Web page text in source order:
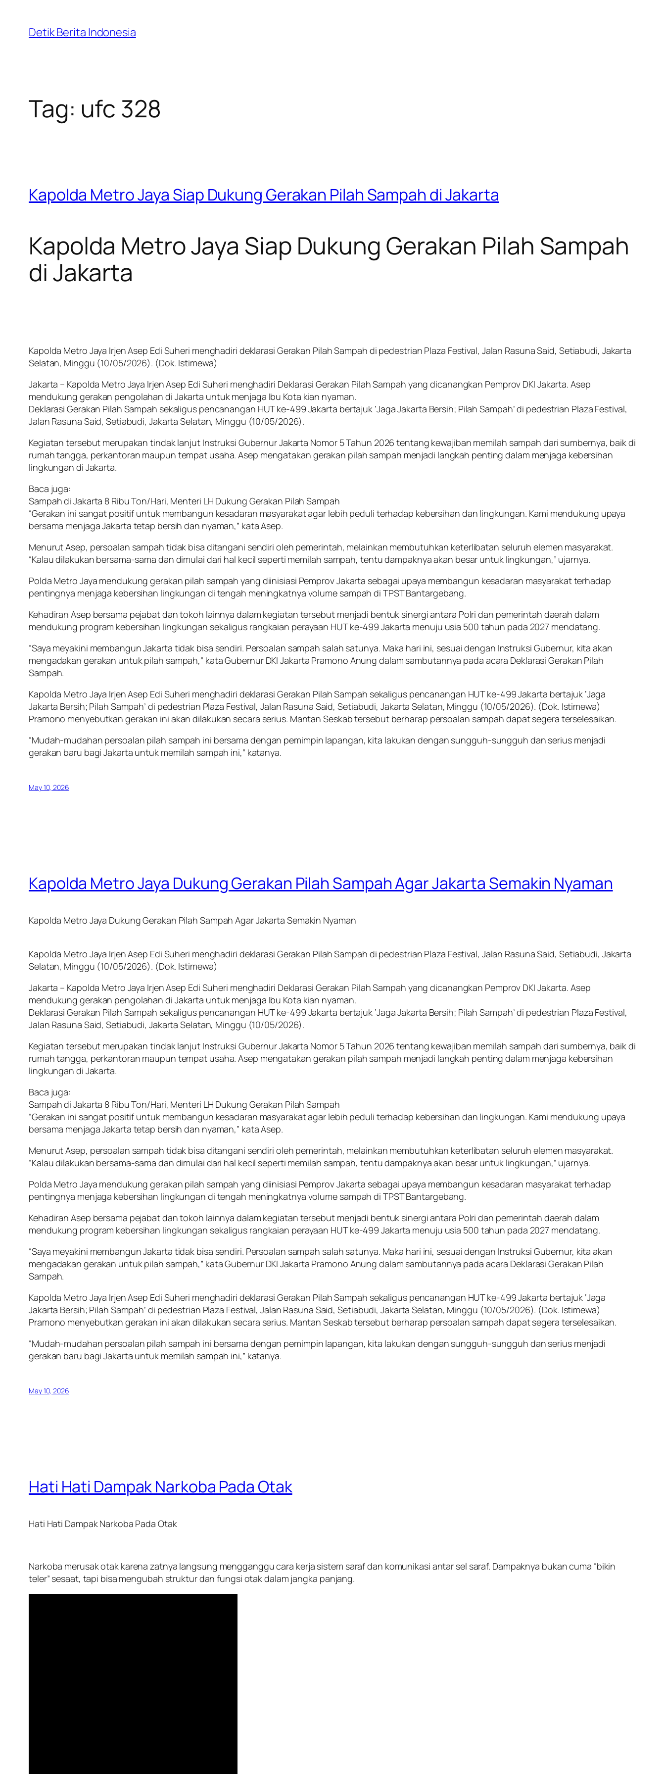
content
Detik Berita Indonesia
Tag: ufc 328
Kapolda Metro Jaya Siap Dukung Gerakan Pilah Sampah di Jakarta
Kapolda Metro Jaya Siap Dukung Gerakan Pilah Sampah
di Jakarta
Kapolda Metro Jaya Irjen Asep Edi Suheri menghadiri deklarasi Gerakan Pilah Sampah di pedestrian Plaza Festival, Jalan Rasuna Said, Setiabudi, Jakarta
Selatan, Minggu (10/05/2026). (Dok. Istimewa)
Jakarta – Kapolda Metro Jaya Irjen Asep Edi Suheri menghadiri Deklarasi Gerakan Pilah Sampah yang dicanangkan Pemprov DKI Jakarta. Asep
mendukung gerakan pengolahan di Jakarta untuk menjaga Ibu Kota kian nyaman.
Deklarasi Gerakan Pilah Sampah sekaligus pencanangan HUT ke-499 Jakarta bertajuk ‘Jaga Jakarta Bersih; Pilah Sampah’ di pedestrian Plaza Festival,
Jalan Rasuna Said, Setiabudi, Jakarta Selatan, Minggu (10/05/2026).
Kegiatan tersebut merupakan tindak lanjut Instruksi Gubernur Jakarta Nomor 5 Tahun 2026 tentang kewajiban memilah sampah dari sumbernya, baik di
rumah tangga, perkantoran maupun tempat usaha. Asep mengatakan gerakan pilah sampah menjadi langkah penting dalam menjaga kebersihan
lingkungan di Jakarta.
Baca juga:
Sampah di Jakarta 8 Ribu Ton/Hari, Menteri LH Dukung Gerakan Pilah Sampah
“Gerakan ini sangat positif untuk membangun kesadaran masyarakat agar lebih peduli terhadap kebersihan dan lingkungan. Kami mendukung upaya
bersama menjaga Jakarta tetap bersih dan nyaman,” kata Asep.
Menurut Asep, persoalan sampah tidak bisa ditangani sendiri oleh pemerintah, melainkan membutuhkan keterlibatan seluruh elemen masyarakat.
“Kalau dilakukan bersama-sama dan dimulai dari hal kecil seperti memilah sampah, tentu dampaknya akan besar untuk lingkungan,” ujarnya.
Polda Metro Jaya mendukung gerakan pilah sampah yang diinisiasi Pemprov Jakarta sebagai upaya membangun kesadaran masyarakat terhadap
pentingnya menjaga kebersihan lingkungan di tengah meningkatnya volume sampah di TPST Bantargebang.
Kehadiran Asep bersama pejabat dan tokoh lainnya dalam kegiatan tersebut menjadi bentuk sinergi antara Polri dan pemerintah daerah dalam
mendukung program kebersihan lingkungan sekaligus rangkaian perayaan HUT ke-499 Jakarta menuju usia 500 tahun pada 2027 mendatang.
“Saya meyakini membangun Jakarta tidak bisa sendiri. Persoalan sampah salah satunya. Maka hari ini, sesuai dengan Instruksi Gubernur, kita akan
mengadakan gerakan untuk pilah sampah,” kata Gubernur DKI Jakarta Pramono Anung dalam sambutannya pada acara Deklarasi Gerakan Pilah
Sampah.
Kapolda Metro Jaya Irjen Asep Edi Suheri menghadiri deklarasi Gerakan Pilah Sampah sekaligus pencanangan HUT ke-499 Jakarta bertajuk ‘Jaga
Jakarta Bersih; Pilah Sampah’ di pedestrian Plaza Festival, Jalan Rasuna Said, Setiabudi, Jakarta Selatan, Minggu (10/05/2026). (Dok. Istimewa)
Pramono menyebutkan gerakan ini akan dilakukan secara serius. Mantan Seskab tersebut berharap persoalan sampah dapat segera terselesaikan.
“Mudah-mudahan persoalan pilah sampah ini bersama dengan pemimpin lapangan, kita lakukan dengan sungguh-sungguh dan serius menjadi
gerakan baru bagi Jakarta untuk memilah sampah ini,” katanya.
May 10, 2026
Kapolda Metro Jaya Dukung Gerakan Pilah Sampah Agar Jakarta Semakin Nyaman
Kapolda Metro Jaya Dukung Gerakan Pilah Sampah Agar Jakarta Semakin Nyaman
Kapolda Metro Jaya Irjen Asep Edi Suheri menghadiri deklarasi Gerakan Pilah Sampah di pedestrian Plaza Festival, Jalan Rasuna Said, Setiabudi, Jakarta
Selatan, Minggu (10/05/2026). (Dok. Istimewa)
Jakarta – Kapolda Metro Jaya Irjen Asep Edi Suheri menghadiri Deklarasi Gerakan Pilah Sampah yang dicanangkan Pemprov DKI Jakarta. Asep
mendukung gerakan pengolahan di Jakarta untuk menjaga Ibu Kota kian nyaman.
Deklarasi Gerakan Pilah Sampah sekaligus pencanangan HUT ke-499 Jakarta bertajuk ‘Jaga Jakarta Bersih; Pilah Sampah’ di pedestrian Plaza Festival,
Jalan Rasuna Said, Setiabudi, Jakarta Selatan, Minggu (10/05/2026).
Kegiatan tersebut merupakan tindak lanjut Instruksi Gubernur Jakarta Nomor 5 Tahun 2026 tentang kewajiban memilah sampah dari sumbernya, baik di
rumah tangga, perkantoran maupun tempat usaha. Asep mengatakan gerakan pilah sampah menjadi langkah penting dalam menjaga kebersihan
lingkungan di Jakarta.
Baca juga:
Sampah di Jakarta 8 Ribu Ton/Hari, Menteri LH Dukung Gerakan Pilah Sampah
“Gerakan ini sangat positif untuk membangun kesadaran masyarakat agar lebih peduli terhadap kebersihan dan lingkungan. Kami mendukung upaya
bersama menjaga Jakarta tetap bersih dan nyaman,” kata Asep.
Menurut Asep, persoalan sampah tidak bisa ditangani sendiri oleh pemerintah, melainkan membutuhkan keterlibatan seluruh elemen masyarakat.
“Kalau dilakukan bersama-sama dan dimulai dari hal kecil seperti memilah sampah, tentu dampaknya akan besar untuk lingkungan,” ujarnya.
Polda Metro Jaya mendukung gerakan pilah sampah yang diinisiasi Pemprov Jakarta sebagai upaya membangun kesadaran masyarakat terhadap
pentingnya menjaga kebersihan lingkungan di tengah meningkatnya volume sampah di TPST Bantargebang.
Kehadiran Asep bersama pejabat dan tokoh lainnya dalam kegiatan tersebut menjadi bentuk sinergi antara Polri dan pemerintah daerah dalam
mendukung program kebersihan lingkungan sekaligus rangkaian perayaan HUT ke-499 Jakarta menuju usia 500 tahun pada 2027 mendatang.
“Saya meyakini membangun Jakarta tidak bisa sendiri. Persoalan sampah salah satunya. Maka hari ini, sesuai dengan Instruksi Gubernur, kita akan
mengadakan gerakan untuk pilah sampah,” kata Gubernur DKI Jakarta Pramono Anung dalam sambutannya pada acara Deklarasi Gerakan Pilah
Sampah.
Kapolda Metro Jaya Irjen Asep Edi Suheri menghadiri deklarasi Gerakan Pilah Sampah sekaligus pencanangan HUT ke-499 Jakarta bertajuk ‘Jaga
Jakarta Bersih; Pilah Sampah’ di pedestrian Plaza Festival, Jalan Rasuna Said, Setiabudi, Jakarta Selatan, Minggu (10/05/2026). (Dok. Istimewa)
Pramono menyebutkan gerakan ini akan dilakukan secara serius. Mantan Seskab tersebut berharap persoalan sampah dapat segera terselesaikan.
“Mudah-mudahan persoalan pilah sampah ini bersama dengan pemimpin lapangan, kita lakukan dengan sungguh-sungguh dan serius menjadi
gerakan baru bagi Jakarta untuk memilah sampah ini,” katanya.
May 10, 2026
Hati Hati Dampak Narkoba Pada Otak
Hati Hati Dampak Narkoba Pada Otak
Narkoba merusak otak karena zatnya langsung mengganggu cara kerja sistem saraf dan komunikasi antar sel saraf. Dampaknya bukan cuma “bikin
teler” sesaat, tapi bisa mengubah struktur dan fungsi otak dalam jangka panjang.